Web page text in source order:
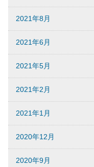
2021年8月
2021年6月
2021年5月
2021年2月
2021年1月
2020年12月
2020年9月